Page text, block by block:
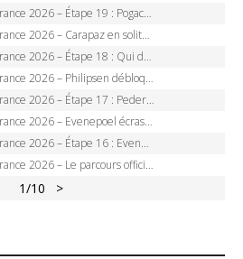
– Étape 19 : Pogacar peut-il enfin dompter l’Alpe d’Huez ?
en solitaire à Orcières-Merlette, Paret-Peintre à un point du maillot à pois
18 : Qui domptera Orcières-Merlette, première marche vers l’Alpe d’Huez ?
débloque son compteur à Voiron, Pedersen en danger pour le maillot vert
Étape 17 : Pedersen peut-il verrouiller le maillot vert à Voiron ?
écrase le chrono d’Évian, Seixas 4e, Lipowitz abandonne
Evenepoel, Pogacar, Ganna… qui domptera le chrono d’Évian pour redessiner le podium ?
Le parcours officiel complet : 21 étapes, profils, carte et dates
1/10 >